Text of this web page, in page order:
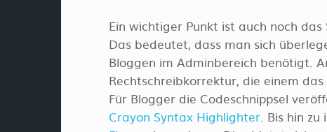
Ein wichtiger Punkt ist auch noch
Das bedeutet, dass man sich
Bloggen im Adminbereich benötigt.
Rechtschreibkorrektur, die einem das
Für Blogger die Codeschnippsel
Crayon Syntax Highlighter. Bis hin